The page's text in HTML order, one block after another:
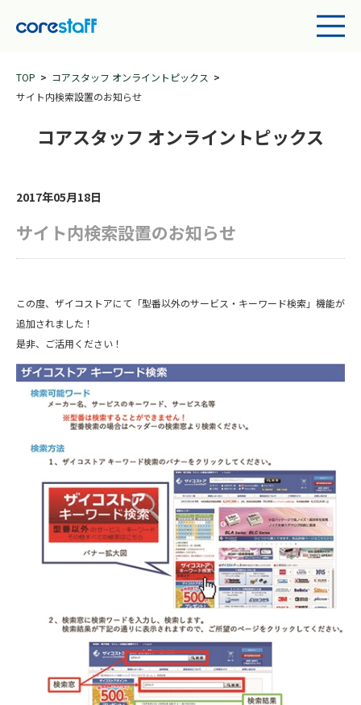
TOP
コアスタッフ オンライントピックス
サイト内検索設置のお知らせ
コアスタッフ オンライントピックス
2017年05月18日
サイト内検索設置のお知らせ
この度、ザイコストアにて「型番以外のサービス・キーワード検索」機能が
追加されました！
是非、ご活用ください！